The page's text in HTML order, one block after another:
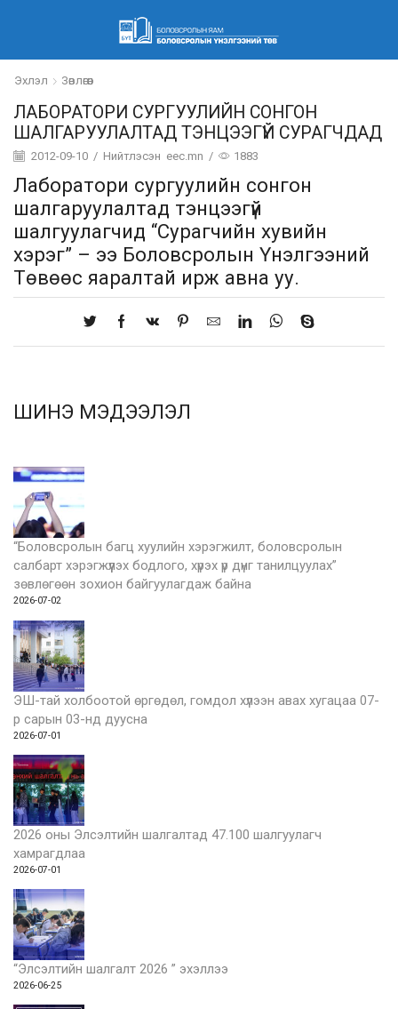
Эхлэл Зөвлөгөөн
ЛАБОРАТОРИ СУРГУУЛИЙН СОНГОН
ШАЛГАРУУЛАЛТАД ТЭНЦЭЭГҮЙ СУРАГЧДАД
2012-09-10 / Нийтлэсэн eec.mn / 1883
Лаборатори сургуулийн сонгон
шалгаруулалтад тэнцээгүй
шалгуулагчид “Сурагчийн хувийн
хэрэг” – ээ Боловсролын Үнэлгээний
Төвөөс яаралтай ирж авна уу.
ШИНЭ МЭДЭЭЛЭЛ
“Боловсролын багц хуулийн хэрэгжилт, боловсролын
салбарт хэрэгжүүлэх бодлого, хүрэх үр дүнг танилцуулах”
зөвлөгөөн зохион байгуулагдаж байна
2026-07-02
ЭШ-тай холбоотой өргөдөл, гомдол хүлээн авах хугацаа 07-
р сарын 03-нд дуусна
2026-07-01
2026 оны Элсэлтийн шалгалтад 47.100 шалгуулагч
хамрагдлаа
2026-07-01
“Элсэлтийн шалгалт 2026 ” эхэллээ
2026-06-25